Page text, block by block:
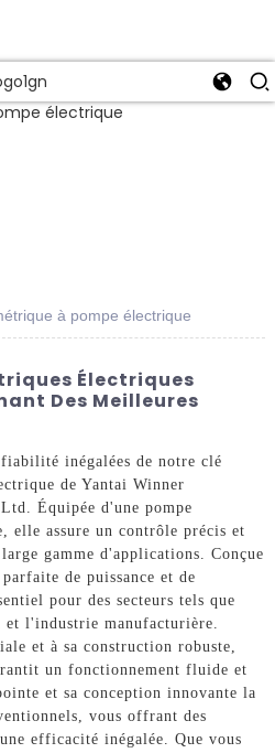
à pompe électrique
Électriques
Des Meilleures
inégalées de notre clé
de Yantai Winner
Équipée d'une pompe
elle assure un contrôle précis et
gamme d'applications. Conçue
de puissance et de
pour des secteurs tels que
l'industrie manufacturière.
et à sa construction robuste,
un fonctionnement fluide et
et sa conception innovante la
vous offrant des
efficacité inégalée. Que vous